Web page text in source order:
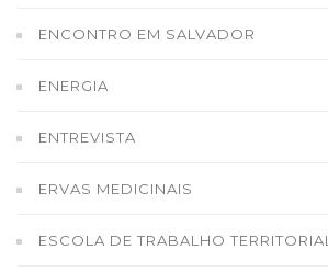
ENCONTRO EM SALVADOR
ENERGIA
ENTREVISTA
ERVAS MEDICINAIS
ESCOLA DE TRABALHO TERRITORIAL